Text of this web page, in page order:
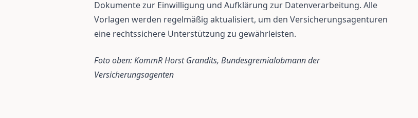
Dokumente zur Einwilligung und Aufklärung zur Datenverarbeitung. Alle
Vorlagen werden regelmäßig aktualisiert, um den Versicherungsagenturen
eine rechtssichere Unterstützung zu gewährleisten.
Foto oben: KommR Horst Grandits, Bundesgremialobmann der
Versicherungsagenten